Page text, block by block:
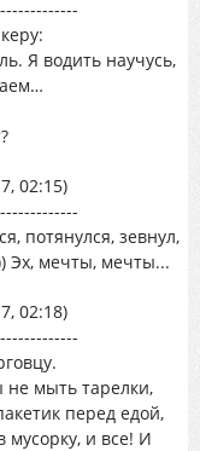
Я водить научусь,
02:15)
потянулся, зевнул,
Эх, мечты, мечты...
02:18)
не мыть тарелки,
перед едой,
мусорку, и все! И